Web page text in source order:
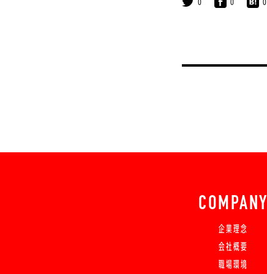
0 0 0
COMPANY
企業理念
会社概要
職場環境